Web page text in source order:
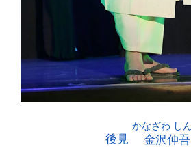
後見 金沢伸吾